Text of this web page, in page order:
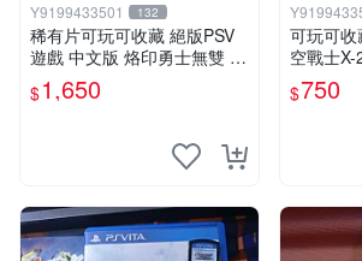
Y9199433501 132
稀有片可玩可收藏 絕版PSV
遊戲 中文版 烙印勇士無雙 周
邊特典齊全中文版
$1,650
可玩可收
空戰士
X FF10-
$750